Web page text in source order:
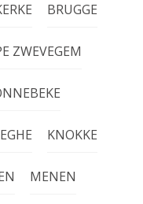
BRUGGE
ZWEVEGEM
KNOKKE
MENEN